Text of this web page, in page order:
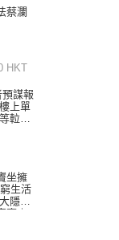
蔡瀾
HKT
謀報
坐擁
生活
隱
豪｜